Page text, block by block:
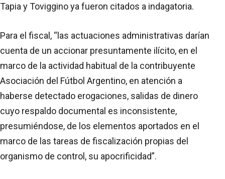
Tapia y Toviggino ya fueron citados a indagatoria.
Para el fiscal, “las actuaciones administrativas darían
cuenta de un accionar presuntamente ilícito, en el
marco de la actividad habitual de la contribuyente
Asociación del Fútbol Argentino, en atención a
haberse detectado erogaciones, salidas de dinero
cuyo respaldo documental es inconsistente,
presumiéndose, de los elementos aportados en el
marco de las tareas de fiscalización propias del
organismo de control, su apocrificidad”.